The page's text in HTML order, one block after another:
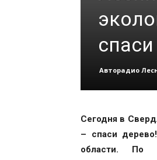
Авторадио
Сегодня в
– спаси
области. По